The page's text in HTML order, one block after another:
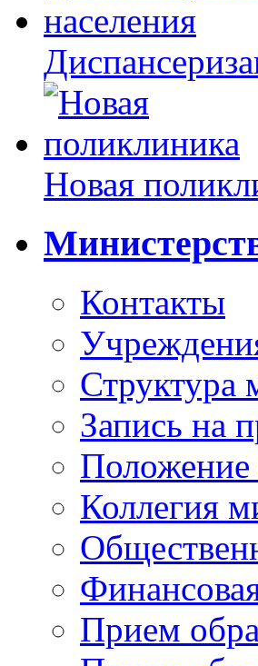
Новая
Контакты
Структура
Запись на
Положение
Коллегия
Прием